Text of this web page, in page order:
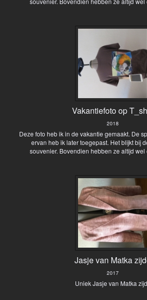
Vakantiefoto op
2018
Deze foto heb ik in de vakantie gemaakt. De
ervan heb ik later toegepast. Het blijkt bij
souvenier. Bovendien hebben ze altijd wel
Jasje van Matka
2017
Uniek Jasje van Matka